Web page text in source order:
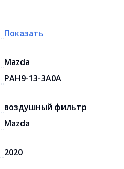
Показать
Mazda
PAH9-13-3A0A
воздушный фильтр
Mazda
2020